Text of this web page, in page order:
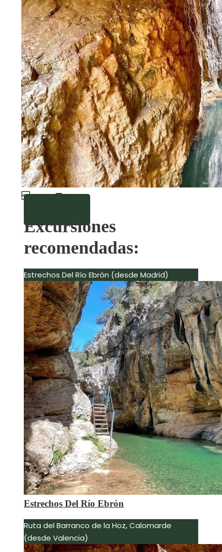
Gallery
Video
Excursiones
recomendadas:
Estrechos Del Río Ebrón (desde Madrid)
Estrechos Del Río Ebrón
Ruta del Barranco de la Hoz, Calomarde
(desde Valencia)